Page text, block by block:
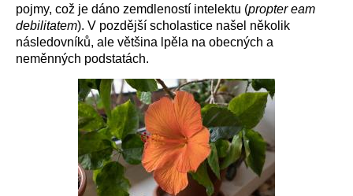
pojmy, což je dáno zemdleností intelektu (propter eam
debilitatem). V pozdější scholastice našel několik
následovníků, ale většina lpěla na obecných a
neměnných podstatách.